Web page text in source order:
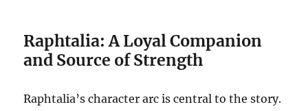
Raphtalia: A Loyal Companion
and Source of Strength
Raphtalia’s character arc is central to the story.